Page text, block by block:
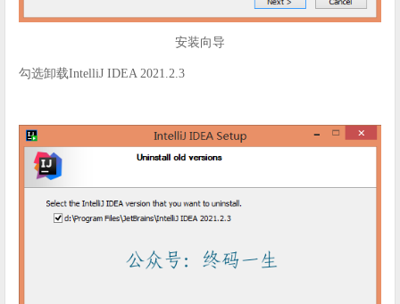
安装向导
勾选卸载IntelliJ IDEA 2021.2.3